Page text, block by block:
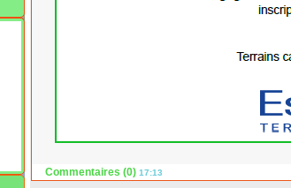
Commentaires (0) 17:13